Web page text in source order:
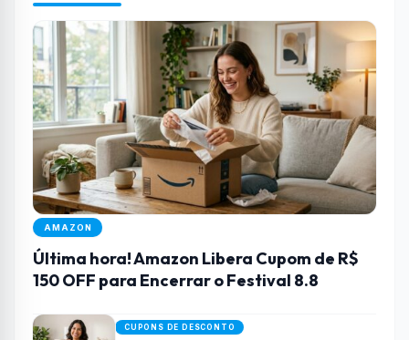
AMAZON
Última hora! Amazon Libera Cupom de R$
150 OFF para Encerrar o Festival 8.8
CUPONS DE DESCONTO